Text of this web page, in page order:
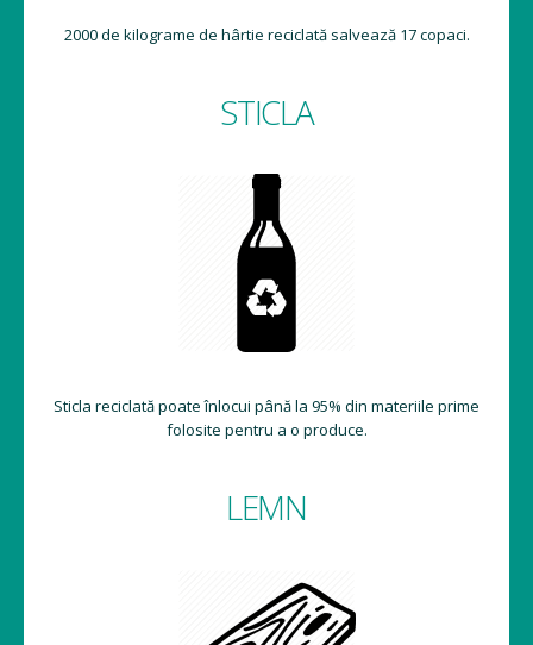
2000 de kilograme de hârtie reciclată salvează 17 copaci.
STICLA
Sticla reciclată poate înlocui până la 95% din materiile prime
folosite pentru a o produce.
LEMN